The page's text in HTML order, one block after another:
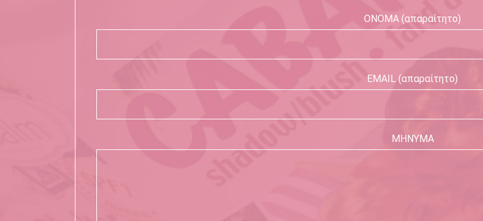
ΟΝΟΜΑ (απαραίτητο)
EMAIL (απαραίτητο)
ΜΗΝΥΜΑ